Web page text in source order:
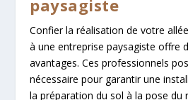
paysagiste
Confier la réalisation de votre
à une entreprise paysagiste offre
avantages. Ces professionnels
nécessaire pour garantir une
la préparation du sol à la pose du